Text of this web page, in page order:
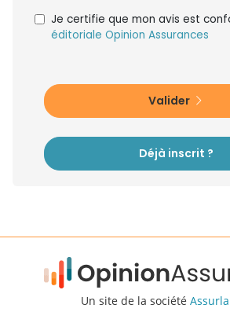
Je certifie que mon avis est
éditoriale Opinion Assurances
Valider
Déjà inscrit ?
Un site de la société